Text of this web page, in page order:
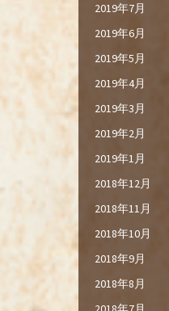
2019年7月
2019年6月
2019年5月
2019年4月
2019年3月
2019年2月
2019年1月
2018年12月
2018年11月
2018年10月
2018年9月
2018年8月